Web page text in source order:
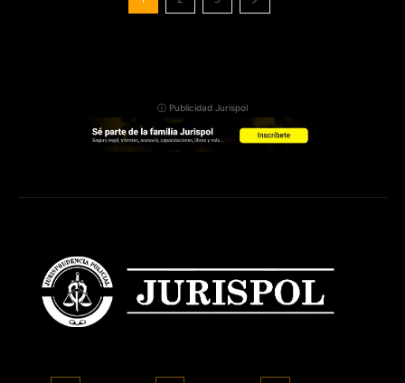
ⓘ Publicidad Jurispol